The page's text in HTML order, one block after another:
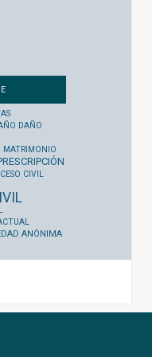
DAÑO
MATRIMONIO
CIVIL
ANÓNIMA